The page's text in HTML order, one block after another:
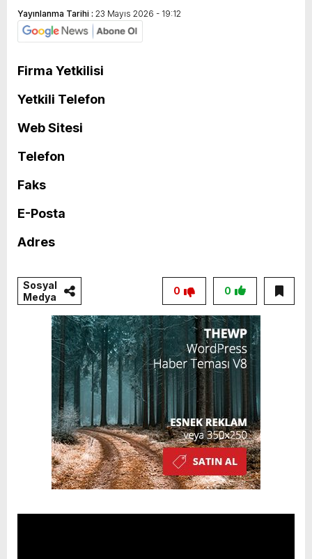
Yayınlanma Tarihi : 23 Mayıs 2026 - 19:12
Firma Yetkilisi
Yetkili Telefon
Web Sitesi
Telefon
Faks
E-Posta
Adres
Sosyal
Medya
0
0